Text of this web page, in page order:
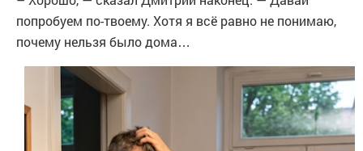
попробуем по-твоему. Хотя я всё равно не понимаю,
почему нельзя было дома…